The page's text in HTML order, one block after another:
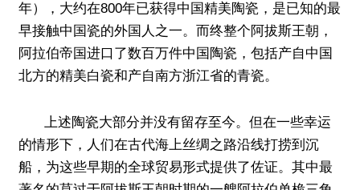
年），大约在800年已获得中国精美陶瓷，是已知的最
早接触中国瓷的外国人之一。而终整个阿拔斯王朝，
阿拉伯帝国进口了数百万件中国陶瓷，包括产自中国
北方的精美白瓷和产自南方浙江省的青瓷。
上述陶瓷大部分并没有留存至今。但在一些幸运
的情形下，人们在古代海上丝绸之路沿线打捞到沉
船，为这些早期的全球贸易形式提供了佐证。其中最